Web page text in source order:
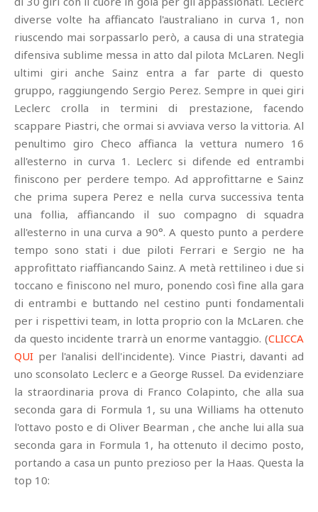
diverse volte ha affiancato l'australiano in curva 1, non
riuscendo mai sorpassarlo però, a causa di una strategia
difensiva sublime messa in atto dal pilota McLaren. Negli
ultimi giri anche Sainz entra a far parte di questo
gruppo, raggiungendo Sergio Perez. Sempre in quei giri
Leclerc crolla in termini di prestazione, facendo
scappare Piastri, che ormai si avviava verso la vittoria. Al
penultimo giro Checo affianca la vettura numero 16
all'esterno in curva 1. Leclerc si difende ed entrambi
finiscono per perdere tempo. Ad approfittarne e Sainz
che prima supera Perez e nella curva successiva tenta
una follia, affiancando il suo compagno di squadra
all'esterno in una curva a 90°. A questo punto a perdere
tempo sono stati i due piloti Ferrari e Sergio ne ha
approfittato riaffiancando Sainz. A metà rettilineo i due si
toccano e finiscono nel muro, ponendo così fine alla gara
di entrambi e buttando nel cestino punti fondamentali
per i rispettivi team, in lotta proprio con la McLaren. che
da questo incidente trarrà un enorme vantaggio. (CLICCA
QUI per l'analisi dell'incidente). Vince Piastri, davanti ad
uno sconsolato Leclerc e a George Russel. Da evidenziare
la straordinaria prova di Franco Colapinto, che alla sua
seconda gara di Formula 1, su una Williams ha ottenuto
l'ottavo posto e di Oliver Bearman , che anche lui alla sua
seconda gara in Formula 1, ha ottenuto il decimo posto,
portando a casa un punto prezioso per la Haas. Questa la
top 10: